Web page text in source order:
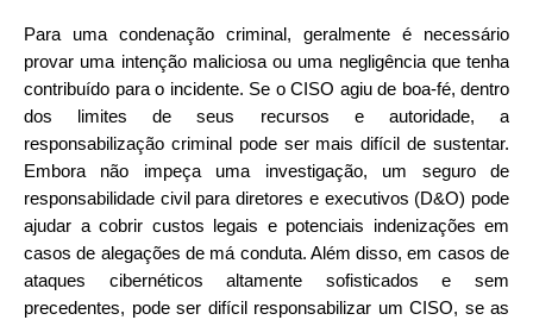
Para uma condenação criminal, geralmente é necessário
provar uma intenção maliciosa ou uma negligência que tenha
contribuído para o incidente. Se o CISO agiu de boa-fé, dentro
dos limites de seus recursos e autoridade, a
responsabilização criminal pode ser mais difícil de sustentar.
Embora não impeça uma investigação, um seguro de
responsabilidade civil para diretores e executivos (D&O) pode
ajudar a cobrir custos legais e potenciais indenizações em
casos de alegações de má conduta. Além disso, em casos de
ataques cibernéticos altamente sofisticados e sem
precedentes, pode ser difícil responsabilizar um CISO, se as